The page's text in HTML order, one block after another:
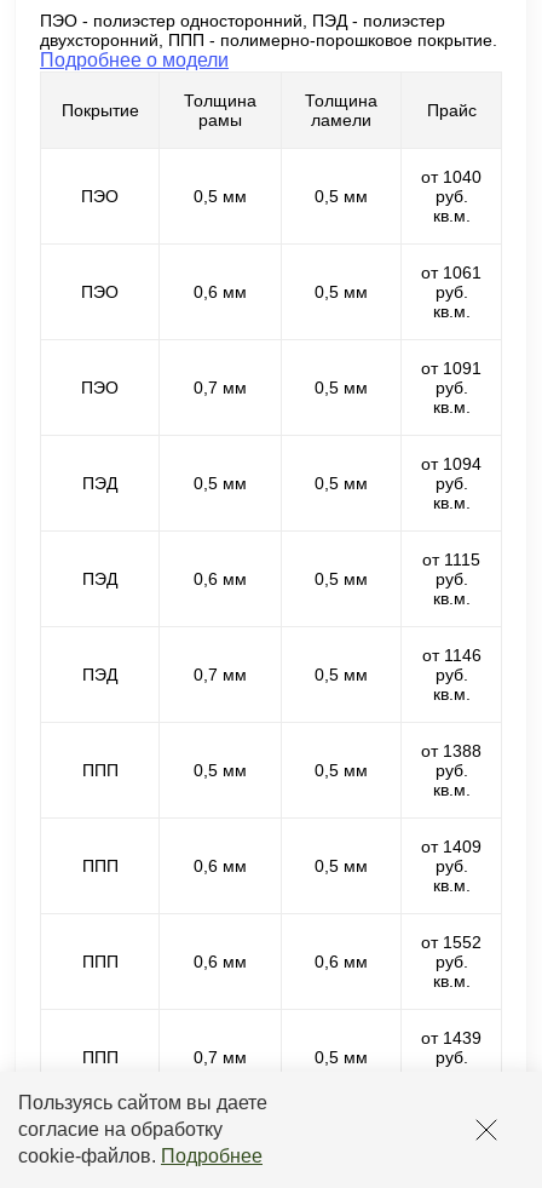
Пользуясь сайтом вы даете
согласие на обработку
cookie-файлов. Подробнее
ПЭО - полиэстер односторонний, ПЭД - полиэстер
двухсторонний, ППП - полимерно-порошковое покрытие.
Подробнее о модели
Покрытие
Толщина
рамы
Толщина
ламели
Прайс
ПЭО 0,5 мм 0,5 мм
от 1040
руб.
кв.м.
ПЭО 0,6 мм 0,5 мм
от 1061
руб.
кв.м.
ПЭО 0,7 мм 0,5 мм
от 1091
руб.
кв.м.
ПЭД 0,5 мм 0,5 мм
от 1094
руб.
кв.м.
ПЭД 0,6 мм 0,5 мм
от 1115
руб.
кв.м.
ПЭД 0,7 мм 0,5 мм
от 1146
руб.
кв.м.
ППП 0,5 мм 0,5 мм
от 1388
руб.
кв.м.
ППП 0,6 мм 0,5 мм
от 1409
руб.
кв.м.
ППП 0,6 мм 0,6 мм
от 1552
руб.
кв.м.
ППП 0,7 мм 0,5 мм
от 1439
руб.
ППП 0,7 мм
от 1582